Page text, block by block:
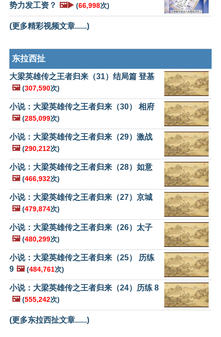
势力发工资？ 🖼️▶️ (66,998次)
(更多精彩视频文章......)
东拉西扯
大梁英雄传之王者归来（31）结局篇 登基
🖼️ (307,590次)
小说：大梁英雄传之王者归来（30） 相府
🖼️ (285,099次)
小说：大梁英雄传之王者归来（29）激战
🖼️ (290,212次)
小说：大梁英雄传之王者归来（28）如意
🖼️ (466,932次)
小说：大梁英雄传之王者归来（27）京城
🖼️ (479,874次)
小说：大梁英雄传之王者归来（26）太子
🖼️ (480,299次)
小说：大梁英雄传之王者归来（25） 历练
9 🖼️ (484,761次)
小说：大梁英雄传之王者归来（24）历练 8
🖼️ (555,242次)
(更多东拉西扯文章......)